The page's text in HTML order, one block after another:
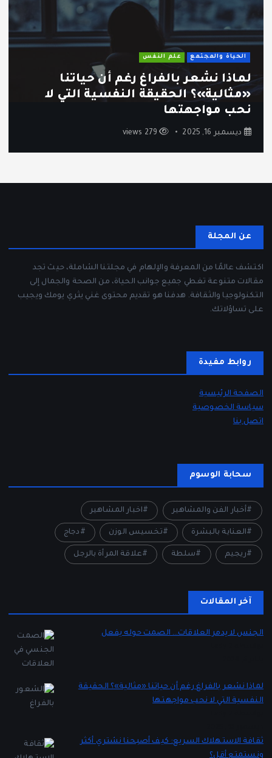
الحياة والمجتمع علم النفس
ثقافة الاستهلاك السريع: كيف أصبحنا
نشتري أكثر ونستمتع أقل؟
ديسمبر 12, 2025 246 views
عن المجلة
اكتشف عالمًا من المعرفة والإلهام في مجلتنا الشاملة، حيث تجد
مقالات متنوعة تغطي جميع جوانب الحياة، من الصحة والجمال إلى
التكنولوجيا والثقافة. هدفنا هو تقديم محتوى غني يثري يومك ويجيب
على تساؤلاتك.
روابط مفيدة
الصفحة الرئيسية
سياسة الخصوصية
اتصل بنا
سحابة الوسوم
أخبار الفن والمشاهير اخبار المشاهير
العناية بالبشرة تخسيس الوزن دجاج
ريجيم سلطة علاقة المرأة بالرجل
آخر المقالات
الجنس لا يدمر العلاقات… الصمت حوله يفعل
لماذا نشعر بالفراغ رغم أن حياتنا «مثالية»؟ الحقيقة
النفسية التي لا نحب مواجهتها
ثقافة الاستهلاك السريع: كيف أصبحنا نشتري أكثر
ونستمتع أقل؟